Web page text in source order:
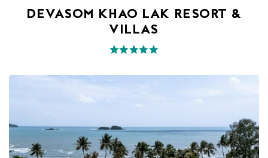
DEVASOM KHAO LAK RESORT &
VILLAS